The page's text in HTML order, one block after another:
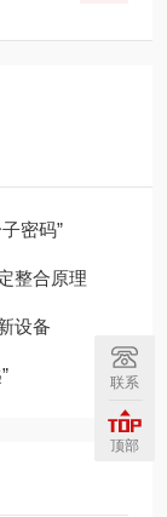
密码”
整合原理
设备
联系
顶部